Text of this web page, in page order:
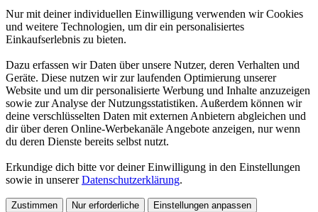
Nur mit deiner individuellen Einwilligung verwenden wir Cookies
und weitere Technologien, um dir ein personalisiertes
Einkaufserlebnis zu bieten.
Dazu erfassen wir Daten über unsere Nutzer, deren Verhalten und
Geräte. Diese nutzen wir zur laufenden Optimierung unserer
Website und um dir personalisierte Werbung und Inhalte anzuzeigen
sowie zur Analyse der Nutzungsstatistiken. Außerdem können wir
deine verschlüsselten Daten mit externen Anbietern abgleichen und
dir über deren Online-Werbekanäle Angebote anzeigen, nur wenn
du deren Dienste bereits selbst nutzt.
Erkundige dich bitte vor deiner Einwilligung in den Einstellungen
sowie in unsererDatenschutzerklärung.
Zustimmen Nur erforderliche Einstellungen anpassen